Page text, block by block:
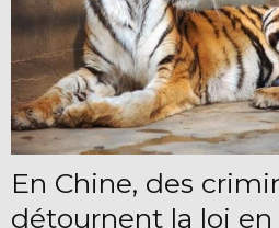
En Chine, des
détournent la loi